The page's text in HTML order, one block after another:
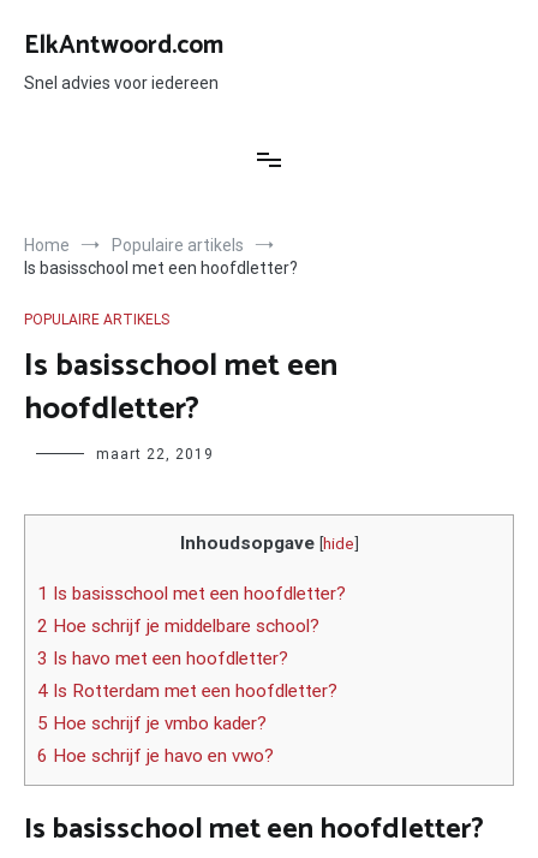
naar
inhoud
ElkAntwoord.com
Snel advies voor iedereen
Home
Populaire artikels
Is basisschool met een hoofdletter?
POPULAIRE ARTIKELS
Is basisschool met een
hoofdletter?
Author maart 22, 2019
Inhoudsopgave [hide]
1 Is basisschool met een hoofdletter?
2 Hoe schrijf je middelbare school?
3 Is havo met een hoofdletter?
4 Is Rotterdam met een hoofdletter?
5 Hoe schrijf je vmbo kader?
6 Hoe schrijf je havo en vwo?
Is basisschool met een hoofdletter?